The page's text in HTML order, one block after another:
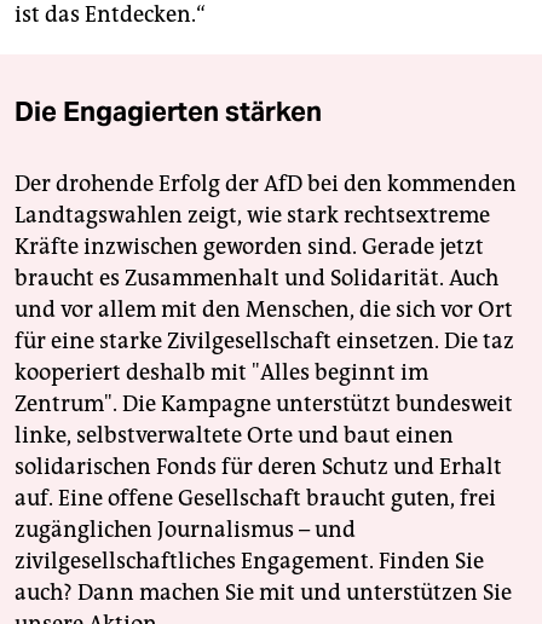
ist das Entdecken.“
Die Engagierten stärken
Der drohende Erfolg der AfD bei den kommenden
Landtagswahlen zeigt, wie stark rechtsextreme
Kräfte inzwischen geworden sind. Gerade jetzt
braucht es Zusammenhalt und Solidarität. Auch
und vor allem mit den Menschen, die sich vor Ort
für eine starke Zivilgesellschaft einsetzen. Die taz
kooperiert deshalb mit "Alles beginnt im
Zentrum". Die Kampagne unterstützt bundesweit
linke, selbstverwaltete Orte und baut einen
solidarischen Fonds für deren Schutz und Erhalt
auf. Eine offene Gesellschaft braucht guten, frei
zugänglichen Journalismus – und
zivilgesellschaftliches Engagement. Finden Sie
auch? Dann machen Sie mit und unterstützen Sie